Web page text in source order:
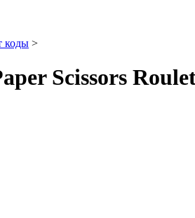
коды >
Sсissоrs